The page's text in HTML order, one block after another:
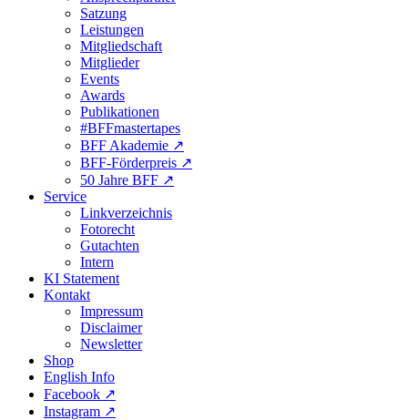
Satzung
Leistungen
Mitgliedschaft
Mitglieder
Events
Awards
Publikationen
#BFFmastertapes
BFF Akademie ↗︎
BFF-Förderpreis ↗︎
50 Jahre BFF ↗︎
Service
Linkverzeichnis
Fotorecht
Gutachten
Intern
KI Statement
Kontakt
Impressum
Disclaimer
Newsletter
Shop
English Info
Facebook ↗︎
Instagram ↗︎